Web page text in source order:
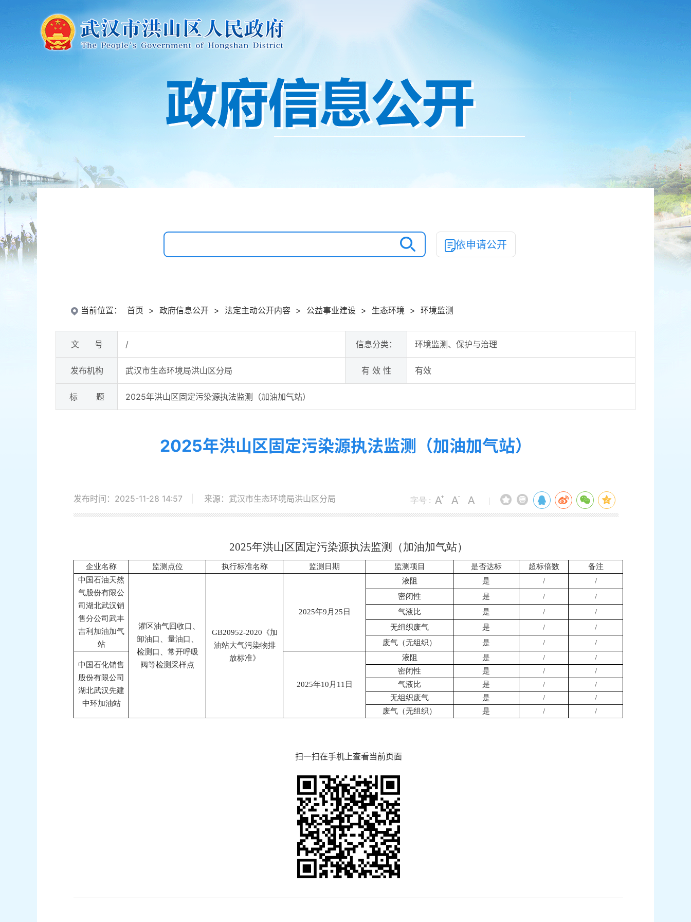
依申请公开
当前位置： 首页 > 政府信息公开 > 法定主动公开内容 > 公益事业建设 > 生态环境 > 环境监测
文 号 / 信息分类： 环境监测、保护与治理
发布机构 武汉市生态环境局洪山区分局 有 效 性 有效
标 题 2025年洪山区固定污染源执法监测（加油加气站）
2025年洪山区固定污染源执法监测（加油加气站）
字号 : |
发布时间：2025-11-28 14:57 来源：武汉市生态环境局洪山区分局
2025年洪山区固定污染源执法监测（加油加气站）
企业名称 监测点位 执行标准名称 监测日期 监测项目 是否达标 超标倍数
备注
中国石油天然
气股份有限公
司湖北武汉销
售分公司武丰
吉利加油加气
站
灌区油气回收口、
卸油口、量油口、
检测口、常开呼吸
阀等检测采样点
GB20952-2020 《加
油站大气污染物排
放标准》
2025年9 月 25 日
液阻 是 /
/
密闭性
是 /
/
气液比
是 /
/
无组织废气
是 /
/
废气（无组织）
是 / /
中国石化销售
股份有限公司
湖北武汉先建
中环加油站
2025年10 月 11 日
液阻 是 /
/
密闭性
是 /
/
气液比
是 /
/
无组织废气
是 /
/
废气（无组织）
是 / /
扫一扫在手机上查看当前页面